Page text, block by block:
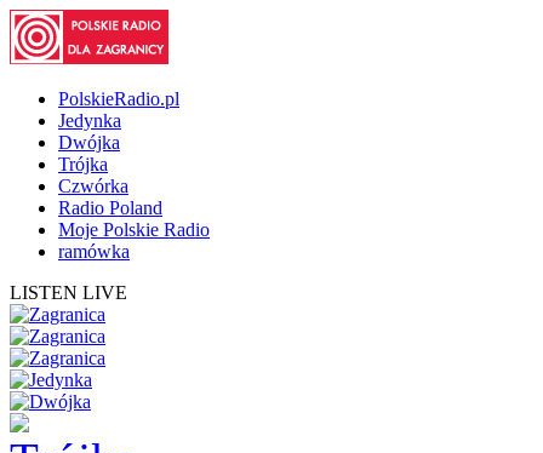
PolskieRadio.pl
Jedynka
Dwójka
Trójka
Czwórka
Radio Poland
Moje Polskie Radio
ramówka
LISTEN LIVE